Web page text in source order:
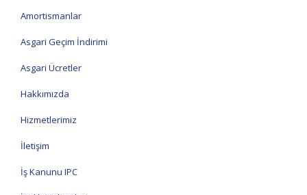
Amortismanlar
Asgari Geçim İndirimi
Asgari Ücretler
Hakkımızda
Hizmetlerimiz
İletişim
İş Kanunu IPC